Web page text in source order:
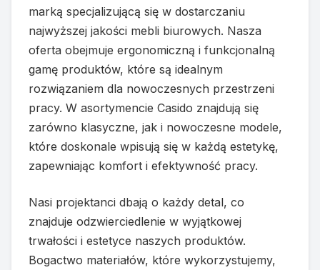
marką specjalizującą się w dostarczaniu
najwyższej jakości mebli biurowych. Nasza
oferta obejmuje ergonomiczną i funkcjonalną
gamę produktów, które są idealnym
rozwiązaniem dla nowoczesnych przestrzeni
pracy. W asortymencie Casido znajdują się
zarówno klasyczne, jak i nowoczesne modele,
które doskonale wpisują się w każdą estetykę,
zapewniając komfort i efektywność pracy.
Nasi projektanci dbają o każdy detal, co
znajduje odzwierciedlenie w wyjątkowej
trwałości i estetyce naszych produktów.
Bogactwo materiałów, które wykorzystujemy,